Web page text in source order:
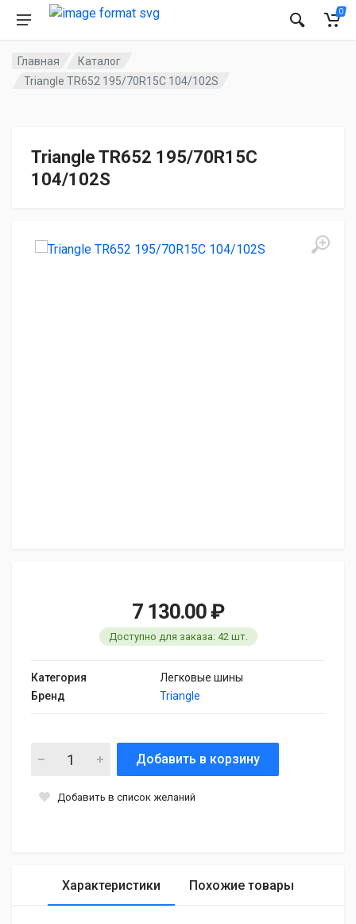
0
Главная
Каталог
Triangle TR652 195/70R15C 104/102S
Triangle TR652 195/70R15C
104/102S
7 130.00 ₽
Доступно для заказа: 42 шт.
Категория
Легковые шины
Бренд
Triangle
Добавить в корзину
Добавить в список желаний
Характеристики Похожие товары